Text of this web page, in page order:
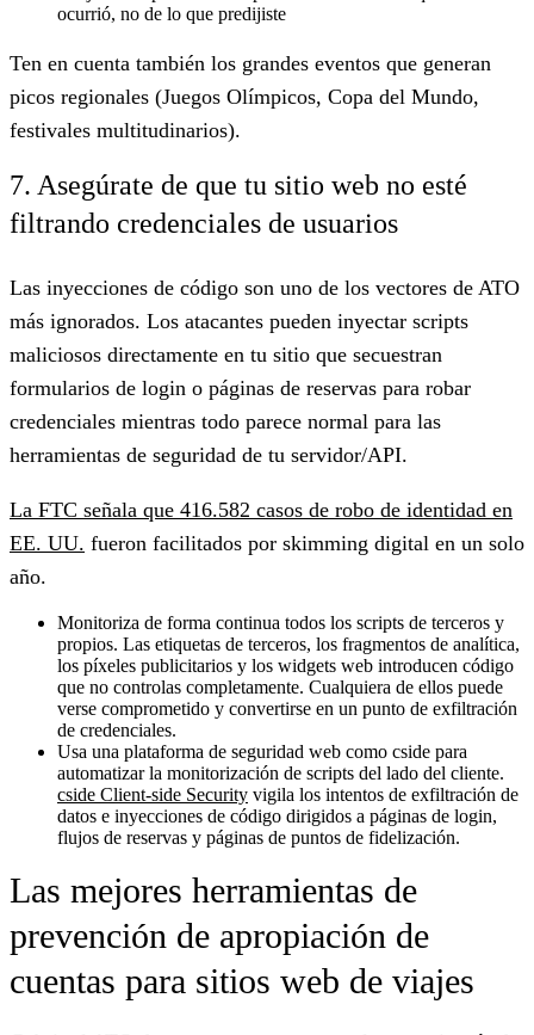
ocurrió, no de lo que predijiste
Ten en cuenta también los grandes eventos que generan
picos regionales (Juegos Olímpicos, Copa del Mundo,
festivales multitudinarios).
7. Asegúrate de que tu sitio web no esté
filtrando credenciales de usuarios
Las inyecciones de código son uno de los vectores de ATO
más ignorados. Los atacantes pueden inyectar scripts
maliciosos directamente en tu sitio que secuestran
formularios de login o páginas de reservas para robar
credenciales mientras todo parece normal para las
herramientas de seguridad de tu servidor/API.
La FTC señala que 416.582 casos de robo de identidad en
EE. UU. fueron facilitados por skimming digital en un solo
año.
Monitoriza de forma continua todos los scripts de terceros y
propios. Las etiquetas de terceros, los fragmentos de analítica,
los píxeles publicitarios y los widgets web introducen código
que no controlas completamente. Cualquiera de ellos puede
verse comprometido y convertirse en un punto de exfiltración
de credenciales.
Usa una plataforma de seguridad web como cside para
automatizar la monitorización de scripts del lado del cliente.
cside Client-side Security vigila los intentos de exfiltración de
datos e inyecciones de código dirigidos a páginas de login,
flujos de reservas y páginas de puntos de fidelización.
Las mejores herramientas de
prevención de apropiación de
cuentas para sitios web de viajes